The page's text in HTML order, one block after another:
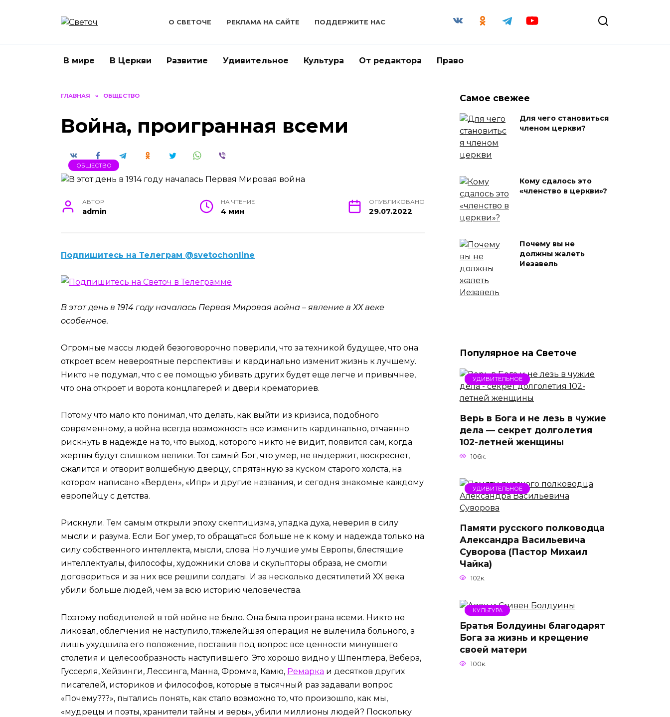
О СВЕТОЧЕ РЕКЛАМА НА САЙТЕ ПОДДЕРЖИТЕ НАС
В мире В Церкви Развитие Удивительное Культура От редактора Право
ГЛАВНАЯ » ОБЩЕСТВО
Война, проигранная всеми
ОБЩЕСТВО
АВТОР
admin
НА ЧТЕНИЕ
4 мин
ОПУБЛИКОВАНО
29.07.2022
Подпишитесь на Телеграм @svetochonline
В этот день в 1914 году началась Первая Мировая война – явление в ХХ веке
особенное.
Огромные массы людей безоговорочно поверили, что за техникой будущее, что она
откроет всем невероятные перспективы и кардинально изменит жизнь к лучшему.
Никто не подумал, что с ее помощью убивать других будет еще легче и привычнее,
что она откроет и ворота концлагерей и двери крематориев.
Потому что мало кто понимал, что делать, как выйти из кризиса, подобного
современному, а война всегда возможность все изменить кардинально, отчаянно
рискнуть в надежде на то, что выход, которого никто не видит, появится сам, когда
жертвы будут слишком велики. Тот самый Бог, что умер, не выдержит, воскреснет,
сжалится и отворит волшебную дверцу, спрятанную за куском старого холста, на
котором написано «Верден», «Ипр» и другие названия, и сегодня знакомые каждому
европейцу с детства.
Рискнули. Тем самым открыли эпоху скептицизма, упадка духа, неверия в силу
мысли и разума. Если Бог умер, то обращаться больше не к кому и надежда только на
силу собственного интеллекта, мысли, слова. Но лучшие умы Европы, блестящие
интеллектуалы, философы, художники слова и скульпторы образа, не смогли
договориться и за них все решили солдаты. И за несколько десятилетий ХХ века
убили больше людей, чем за всю историю человечества.
Поэтому победителей в той войне не было. Она была проиграна всеми. Никто не
ликовал, облегчения не наступило, тяжелейшая операция не вылечила больного, а
лишь ухудшила его положение, поставив под вопрос все ценности минувшего
столетия и целесообразность наступившего. Это хорошо видно у Шпенглера, Вебера,
Гуссерля, Хейзинги, Лессинга, Манна, Фромма, Камю, Ремарка и десятков других
писателей, историков и философов, которые в тысячный раз задавали вопрос
«Почему???», пытались понять, как стало возможно то, что произошло, как мы,
«мудрецы и поэты, хранители тайны и веры», убили миллионы людей? Поскольку
Самое свежее
Для чего становиться
членом церкви?
Кому сдалось это
«членство в церкви»?
Почему вы не
должны жалеть
Иезавель
Популярное на Светоче
УДИВИТЕЛЬНОЕ
Верь в Бога и не лезь в чужие
дела — секрет долголетия
102-летней женщины
106к.
УДИВИТЕЛЬНОЕ
Памяти русского полководца
Александра Васильевича
Суворова (Пастор Михаил
Чайка)
102к.
КУЛЬТУРА
Братья Болдуины благодарят
Бога за жизнь и крещение
своей матери
100к.